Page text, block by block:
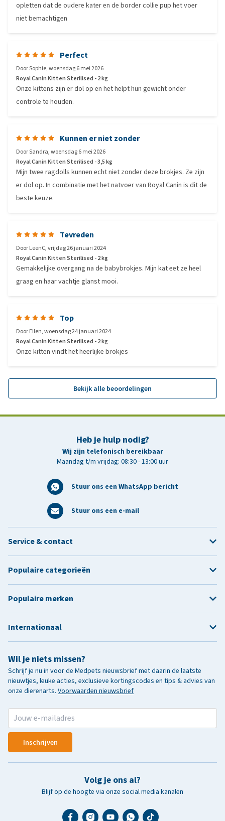
opletten dat de oudere kater en de border collie pup het voer
niet bemachtigen
Perfect
DoorSophie,woensdag 6 mei 2026
Royal Canin Kitten Sterilised - 2 kg
Onze kittens zijn er dol op en het helpt hun gewicht onder
controle te houden.
Kunnen er niet zonder
DoorSandra,woensdag 6 mei 2026
Royal Canin Kitten Sterilised - 3,5 kg
Mijn twee ragdolls kunnen echt niet zonder deze brokjes. Ze zijn
er dol op. In combinatie met het natvoer van Royal Canin is dit de
beste keuze.
Tevreden
DoorLeenC,vrijdag 26 januari 2024
Royal Canin Kitten Sterilised - 2 kg
Gemakkelijke overgang na de babybrokjes. Mijn kat eet ze heel
graag en haar vachtje glanst mooi.
Top
DoorEllen,woensdag 24 januari 2024
Royal Canin Kitten Sterilised - 2 kg
Onze kitten vindt het heerlijke brokjes
Bekijk alle beoordelingen
Heb je hulp nodig?
Wij zijn telefonisch bereikbaar
Maandag t/m vrijdag: 08:30 - 13:00 uur
Stuur ons een WhatsApp bericht
Stuur ons een e-mail
Wil je niets missen?
Schrijf je nu in voor de Medpets nieuwsbrief met daarin de laatste
nieuwtjes, leuke acties, exclusieve kortingscodes en tips & advies van
onze dierenarts. Voorwaarden nieuwsbrief
Inschrijven
Volg je ons al?
Blijf op de hoogte via onze social media kanalen
Service & contact
Populaire categorieën
Populaire merken
Internationaal